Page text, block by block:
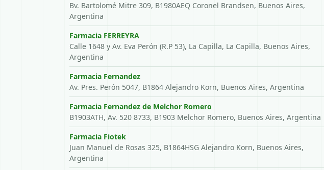
Bv. Bartolomé Mitre 309, B1980AEQ Coronel Brandsen, Buenos Aires,
Argentina
Farmacia FERREYRA
Calle 1648 y Av. Eva Perón (R.P 53), La Capilla, La Capilla, Buenos Aires,
Argentina
Farmacia Fernandez
Av. Pres. Perón 5047, B1864 Alejandro Korn, Buenos Aires, Argentina
Farmacia Fernandez de Melchor Romero
B1903ATH, Av. 520 8733, B1903 Melchor Romero, Buenos Aires, Argentina
Farmacia Fiotek
Juan Manuel de Rosas 325, B1864HSG Alejandro Korn, Buenos Aires,
Argentina